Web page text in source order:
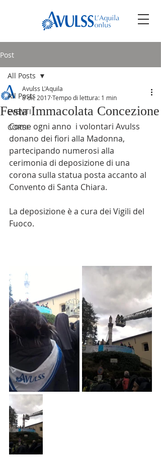
Post
All Posts
EVENTI
CORSI
All Posts
Festa Immacolata Concezione
Avulss L'Aquila
8 dic 2017Tempo di lettura: 1 min
Come ogni anno  i volontari Avulss
donano dei fiori alla Madonna,
partecipando numerosi alla
cerimonia di deposizione di una
corona sulla statua posta accanto al
Convento di Santa Chiara.
La deposizione è a cura dei Vigili del
Fuoco.